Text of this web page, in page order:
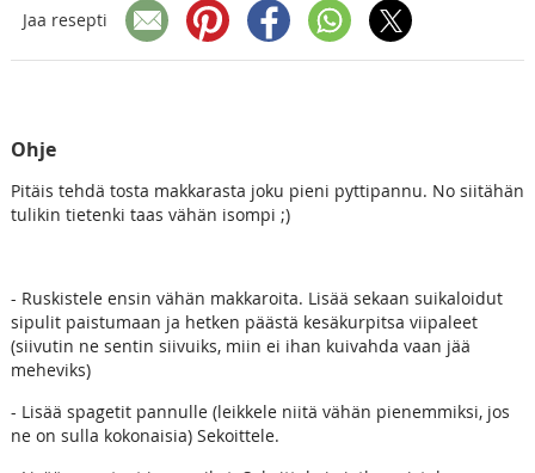
Jaa resepti
Ohje
Pitäis tehdä tosta makkarasta joku pieni pyttipannu. No siitähän
tulikin tietenki taas vähän isompi ;)
- Ruskistele ensin vähän makkaroita. Lisää sekaan suikaloidut
sipulit paistumaan ja hetken päästä kesäkurpitsa viipaleet
(siivutin ne sentin siivuiks, miin ei ihan kuivahda vaan jää
meheviks)
- Lisää spagetit pannulle (leikkele niitä vähän pienemmiksi, jos
ne on sulla kokonaisia) Sekoittele.